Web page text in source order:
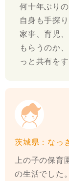
何十年ぶり
自身も手探
家事、育児
もらうのか
っと共有を
茨城県：なっ
上の子の保育
の生活でした